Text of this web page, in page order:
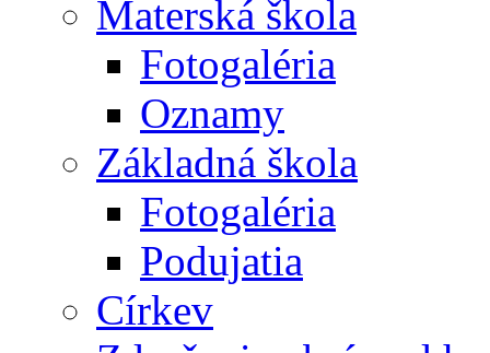
Materská škola
Fotogaléria
Oznamy
Základná škola
Fotogaléria
Podujatia
Církev